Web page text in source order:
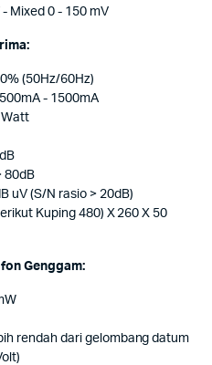
Mixed 0 - 150 mV
(50Hz/60Hz)
- 1500mA
Watt
80dB
uV (S/N rasio > 20dB)
Kuping 480) X 260 X 50
Genggam:
rendah dari gelombang datum